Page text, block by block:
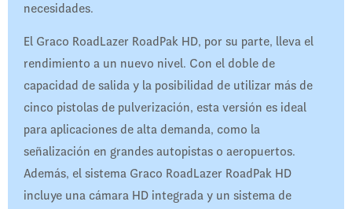
necesidades.
El Graco RoadLazer RoadPak HD, por su parte, lleva el
rendimiento a un nuevo nivel. Con el doble de
capacidad de salida y la posibilidad de utilizar más de
cinco pistolas de pulverización, esta versión es ideal
para aplicaciones de alta demanda, como la
señalización en grandes autopistas o aeropuertos.
Además, el sistema Graco RoadLazer RoadPak HD
incluye una cámara HD integrada y un sistema de